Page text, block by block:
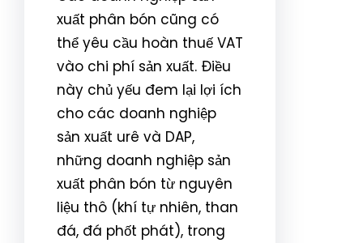
xuất phân bón cũng có
thể yêu cầu hoàn thuế VAT
vào chi phí sản xuất. Điều
này chủ yếu đem lại lợi ích
cho các doanh nghiệp
sản xuất urê và DAP,
những doanh nghiệp sản
xuất phân bón từ nguyên
liệu thô (khí tự nhiên, than
đá, đá phốt phát), trong